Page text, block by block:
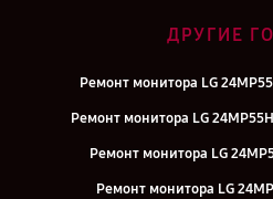
ДРУГИЕ
Ремонт монитора LG
Ремонт монитора LG
Ремонт монитора LG
Ремонт монитора LG